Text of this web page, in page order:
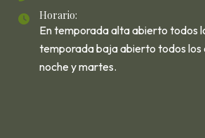
Horario:
En temporada alta abierto todos
temporada baja abierto todos los
noche y martes.